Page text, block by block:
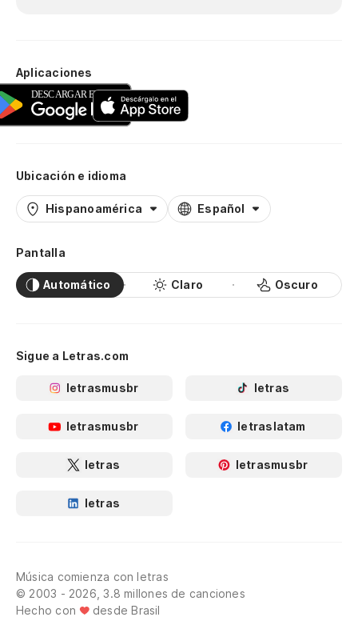
Aplicaciones
Ubicación e idioma
Hispanoamérica Español
Pantalla
Automático Claro Oscuro
Sigue a Letras.com
letrasmusbr letras
letrasmusbr letraslatam
letras letrasmusbr
letras
Música comienza con letras
© 2003 - 2026, 3.8 millones de canciones
Hecho con
desde Brasil